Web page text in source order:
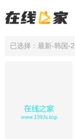
已选择：最新-韩国-